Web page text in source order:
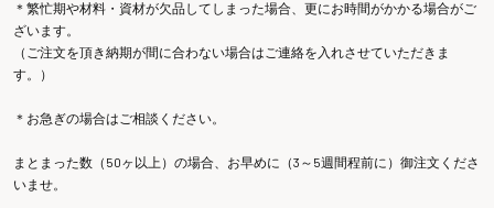
＊繁忙期や材料・資材が欠品してしまった場合、更にお時間がかかる場合がご
ざいます。
（ご注文を頂き納期が間に合わない場合はご連絡を入れさせていただきま
す。）
＊お急ぎの場合はご相談ください。
まとまった数（50ヶ以上）の場合、お早めに（3～5週間程前に）御注文くださ
いませ。